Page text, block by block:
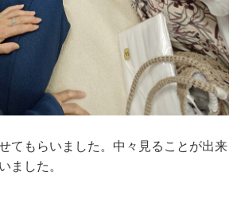
てもらいました。中々見ることが出来
ました。